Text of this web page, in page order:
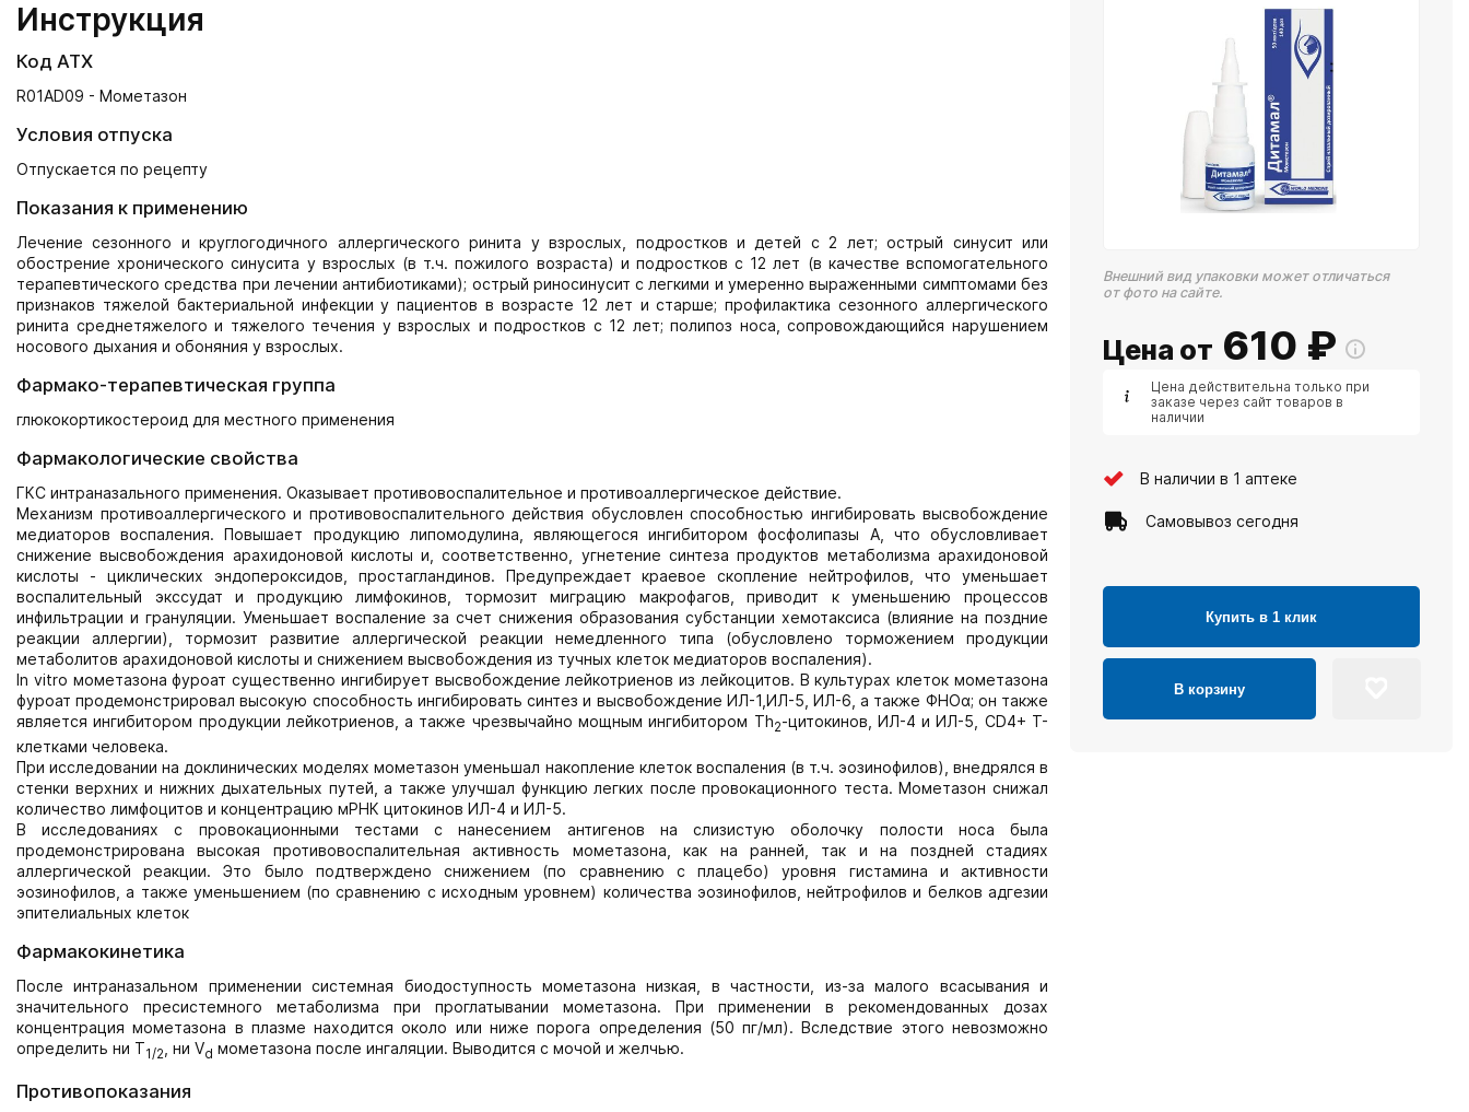
Инструкция
Код АТХ
R01AD09 - Мометазон
Условия отпуска
Отпускается по рецепту
Показания к применению
Лечение сезонного и круглогодичного аллергического ринита у взрослых, подростков и детей с 2 лет; острый синусит или
обострение хронического синусита у взрослых (в т.ч. пожилого возраста) и подростков с 12 лет (в качестве вспомогательного
терапевтического средства при лечении антибиотиками); острый риносинусит с легкими и умеренно выраженными симптомами без
признаков тяжелой бактериальной инфекции у пациентов в возрасте 12 лет и старше; профилактика сезонного аллергического
ринита среднетяжелого и тяжелого течения у взрослых и подростков с 12 лет; полипоз носа, сопровождающийся нарушением
носового дыхания и обоняния у взрослых.
Фармако-терапевтическая группа
глюкокортикостероид для местного применения
Фармакологические свойства
ГКС интраназального применения. Оказывает противовоспалительное и противоаллергическое действие.
Механизм противоаллергического и противовоспалительного действия обусловлен способностью ингибировать высвобождение
медиаторов воспаления. Повышает продукцию липомодулина, являющегося ингибитором фосфолипазы А, что обусловливает
снижение высвобождения арахидоновой кислоты и, соответственно, угнетение синтеза продуктов метаболизма арахидоновой
кислоты - циклических эндопероксидов, простагландинов. Предупреждает краевое скопление нейтрофилов, что уменьшает
воспалительный экссудат и продукцию лимфокинов, тормозит миграцию макрофагов, приводит к уменьшению процессов
инфильтрации и грануляции. Уменьшает воспаление за счет снижения образования субстанции хемотаксиса (влияние на поздние
реакции аллергии), тормозит развитие аллергической реакции немедленного типа (обусловлено торможением продукции
метаболитов арахидоновой кислоты и снижением высвобождения из тучных клеток медиаторов воспаления).
In vitro мометазона фуроат существенно ингибирует высвобождение лейкотриенов из лейкоцитов. В культурах клеток мометазона
фуроат продемонстрировал высокую способность ингибировать синтез и высвобождение ИЛ-1,ИЛ-5, ИЛ-6, а также ФНОα; он также
является ингибитором продукции лейкотриенов, а также чрезвычайно мощным ингибитором Тh2-цитокинов, ИЛ-4 и ИЛ-5, CD4+ Т-
клетками человека.
При исследовании на доклинических моделях мометазон уменьшал накопление клеток воспаления (в т.ч. эозинофилов), внедрялся в
стенки верхних и нижних дыхательных путей, а также улучшал функцию легких после провокационного теста. Мометазон снижал
количество лимфоцитов и концентрацию мРНК цитокинов ИЛ-4 и ИЛ-5.
В исследованиях с провокационными тестами с нанесением антигенов на слизистую оболочку полости носа была
продемонстрирована высокая противовоспалительная активность мометазона, как на ранней, так и на поздней стадиях
аллергической реакции. Это было подтверждено снижением (по сравнению с плацебо) уровня гистамина и активности
эозинофилов, а также уменьшением (по сравнению с исходным уровнем) количества эозинофилов, нейтрофилов и белков адгезии
эпителиальных клеток
Фармакокинетика
После интраназальном применении системная биодоступность мометазона низкая, в частности, из-за малого всасывания и
значительного пресистемного метаболизма при проглатывании мометазона. При применении в рекомендованных дозах
концентрация мометазона в плазме находится около или ниже порога определения (50 пг/мл). Вследствие этого невозможно
определить ни T1/2 , ни Vd мометазона после ингаляции. Выводится с мочой и желчью.
Противопоказания
Внешний вид упаковки может отличаться
от фото на сайте.
Цена от 610 ₽
Цена действительна только при
заказе через сайт товаров в
наличии
В наличии в 1 аптеке
Самовывоз сегодня
Купить в 1 клик
В корзину